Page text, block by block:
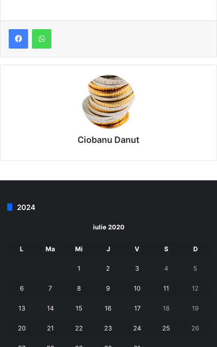
Ciobanu Danut
2024
iulie 2020
L Ma Mi J V S D
1 2 3 4 5
6 7 8 9 10 11 12
13 14 15 16 17 18 19
20 21 22 23 24 25 26